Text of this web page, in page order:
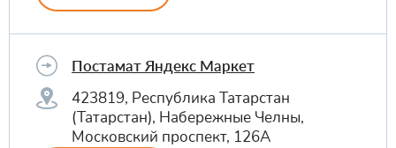
Постамат Яндекс Маркет
423819, Республика Татарстан
(Татарстан), Набережные Челны,
Московский проспект, 126А